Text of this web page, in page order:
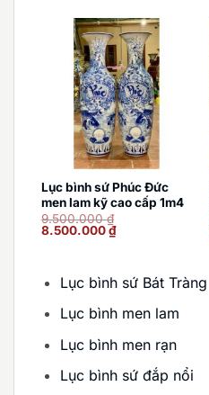
Lục bình sứ Phúc Đức
men lam kỹ cao cấp 1m4
9.500.000₫
Giá
8.500.000₫Giá
hiện
8.500.000 ₫.
Lục bình sứ Bát Tràng
Lục bình men lam
Lục bình men rạn
Lục bình sứ đắp nổi